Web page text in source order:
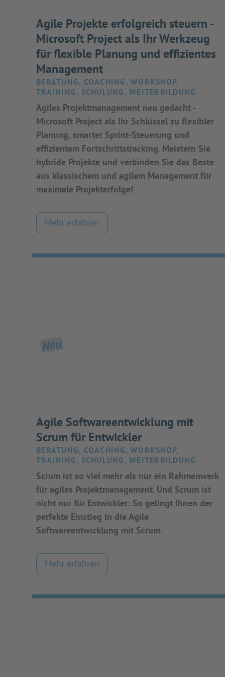
Agile Projekte erfolgreich steuern -
Microsoft Project als Ihr Werkzeug
für flexible Planung und effizientes
Management
BERATUNG, COACHING, WORKSHOP,
TRAINING, SCHULUNG, WEITERBILDUNG
Agiles Projektmanagement neu gedacht -
Microsoft Project als Ihr Schlüssel zu flexibler
Planung, smarter Sprint-Steuerung und
effizientem Fortschrittstracking. Meistern Sie
hybride Projekte und verbinden Sie das Beste
aus klassischem und agilem Management für
maximale Projekterfolge!
Mehr erfahren
Neu
Agile Softwareentwicklung mit
Scrum für Entwickler
BERATUNG, COACHING, WORKSHOP,
TRAINING, SCHULUNG, WEITERBILDUNG
Scrum ist so viel mehr als nur ein Rahmenwerk
für agiles Projektmanagement. Und Scrum ist
nicht nur für Entwickler: So gelingt Ihnen der
perfekte Einstieg in die Agile
Softwareentwicklung mit Scrum.
Mehr erfahren